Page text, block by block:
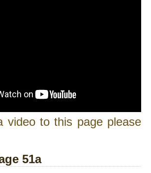
video to this page please
51a